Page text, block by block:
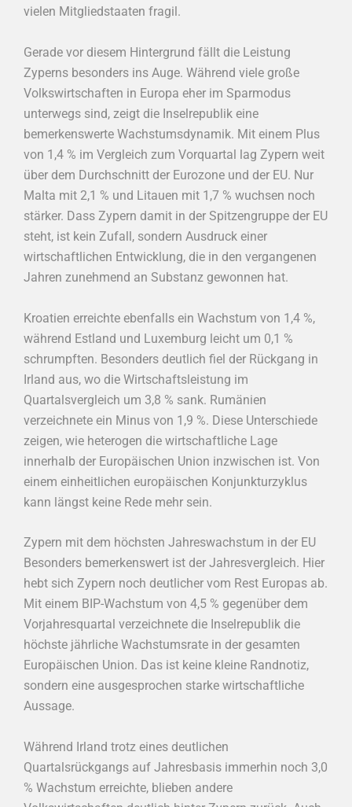
vielen Mitgliedstaaten fragil.
Gerade vor diesem Hintergrund fällt die Leistung
Zyperns besonders ins Auge. Während viele große
Volkswirtschaften in Europa eher im Sparmodus
unterwegs sind, zeigt die Inselrepublik eine
bemerkenswerte Wachstumsdynamik. Mit einem Plus
von 1,4 % im Vergleich zum Vorquartal lag Zypern weit
über dem Durchschnitt der Eurozone und der EU. Nur
Malta mit 2,1 % und Litauen mit 1,7 % wuchsen noch
stärker. Dass Zypern damit in der Spitzengruppe der EU
steht, ist kein Zufall, sondern Ausdruck einer
wirtschaftlichen Entwicklung, die in den vergangenen
Jahren zunehmend an Substanz gewonnen hat.
Kroatien erreichte ebenfalls ein Wachstum von 1,4 %,
während Estland und Luxemburg leicht um 0,1 %
schrumpften. Besonders deutlich fiel der Rückgang in
Irland aus, wo die Wirtschaftsleistung im
Quartalsvergleich um 3,8 % sank. Rumänien
verzeichnete ein Minus von 1,9 %. Diese Unterschiede
zeigen, wie heterogen die wirtschaftliche Lage
innerhalb der Europäischen Union inzwischen ist. Von
einem einheitlichen europäischen Konjunkturzyklus
kann längst keine Rede mehr sein.
Zypern mit dem höchsten Jahreswachstum in der EU
Besonders bemerkenswert ist der Jahresvergleich. Hier
hebt sich Zypern noch deutlicher vom Rest Europas ab.
Mit einem BIP-Wachstum von 4,5 % gegenüber dem
Vorjahresquartal verzeichnete die Inselrepublik die
höchste jährliche Wachstumsrate in der gesamten
Europäischen Union. Das ist keine kleine Randnotiz,
sondern eine ausgesprochen starke wirtschaftliche
Aussage.
Während Irland trotz eines deutlichen
Quartalsrückgangs auf Jahresbasis immerhin noch 3,0
% Wachstum erreichte, blieben andere